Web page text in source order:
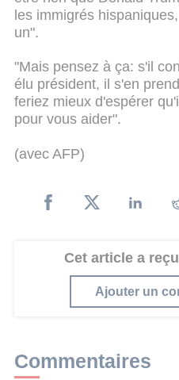
les immigrés
un".
"Mais pensez à ça: s'il
élu président, il s'en
feriez mieux d'espérer
pour vous aider".
(avec AFP)
Cet article a
Ajouter un
Commentaires